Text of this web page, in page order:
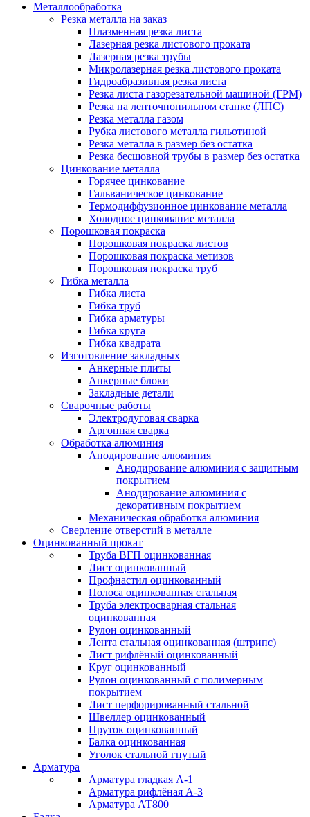
Металлообработка
Резка металла на заказ
Плазменная резка листа
Лазерная резка листового проката
Лазерная резка трубы
Микролазерная резка листового проката
Гидроабразивная резка листа
Резка листа газорезательной машиной (ГРМ)
Резка на ленточнопильном станке (ЛПС)
Резка металла газом
Рубка листового металла гильотиной
Резка металла в размер без остатка
Резка бесшовной трубы в размер без остатка
Цинкование металла
Горячее цинкование
Гальваническое цинкование
Термодиффузионное цинкование металла
Холодное цинкование металла
Порошковая покраска
Порошковая покраска листов
Порошковая покраска метизов
Порошковая покраска труб
Гибка металла
Гибка листа
Гибка труб
Гибка арматуры
Гибка круга
Гибка квадрата
Изготовление закладных
Анкерные плиты
Анкерные блоки
Закладные детали
Сварочные работы
Электродуговая сварка
Аргонная сварка
Обработка алюминия
Анодирование алюминия
Анодирование алюминия с защитным
покрытием
Анодирование алюминия с
декоративным покрытием
Механическая обработка алюминия
Сверление отверстий в металле
Оцинкованный прокат
Труба ВГП оцинкованная
Лист оцинкованный
Профнастил оцинкованный
Полоса оцинкованная стальная
Труба электросварная стальная
оцинкованная
Рулон оцинкованный
Лента стальная оцинкованная (штрипс)
Лист рифлёный оцинкованный
Круг оцинкованный
Рулон оцинкованный с полимерным
покрытием
Лист перфорированный стальной
Швеллер оцинкованный
Пруток оцинкованный
Балка оцинкованная
Уголок стальной гнутый
Арматура
Арматура гладкая А-1
Арматура рифлёная А-3
Арматура АТ800